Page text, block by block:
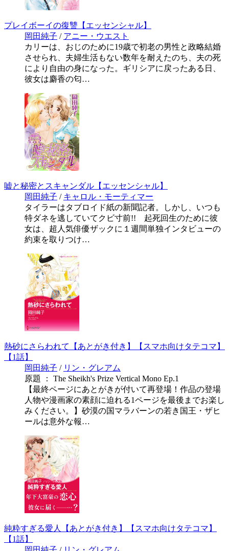
プレイボーイの復讐【エッセンシャル】
岡田純子 / アニー・ウエスト
カリーは、おじのために19歳で初老の男性と政略結婚
させられ、夫婦生活もない数年を耐えたのち、夫の死
により自由の身になった。ギリシアに戻ったある日、
彼女は麝香の匂…
嘘と秘密とスキャンダル【エッセンシャル】
岡田純子 / キャロル・モーティマー
タイラーはタブロイド紙の新聞記者。しかし、いつも
特ダネを逃していてクビ寸前!! 起死回生のために彼
女は、超人気俳優ザックに１週間単独インタビューの
約束を取りつけ…
熱砂にさらわれて【あとがき付き】【スマホ向けタテコマ】
【1話】
岡田純子 / リン・グレアム
原題 ： The Sheikh's Prize Vertical Mono Ep.1
【最終ページにあとがきが付いて再登場！作品の登場
人物や漫画家の素顔に迫れる1ページを最後までお楽し
みください。】砂漠の国マラバーンの若き国王・ザヒ
ールは意外な報…
純粋すぎる愛人【あとがき付き】【スマホ向けタテコマ】
【1話】